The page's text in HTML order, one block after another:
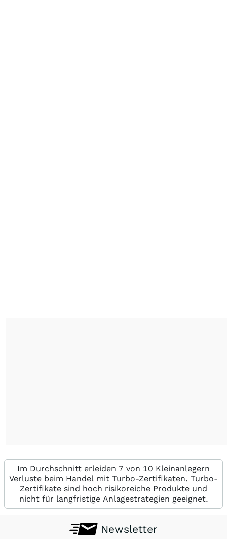
Im Durchschnitt erleiden 7 von 10 Kleinanlegern
Verluste beim Handel mit Turbo-Zertifikaten. Turbo-
Zertifikate sind hoch risikoreiche Produkte und
nicht für langfristige Anlagestrategien geeignet.
Newsletter